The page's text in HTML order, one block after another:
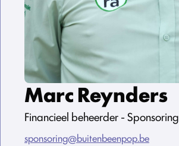
Marc Reynders
Financieel beheerder - Sponsoring
sponsoring@buitenbeenpop.be